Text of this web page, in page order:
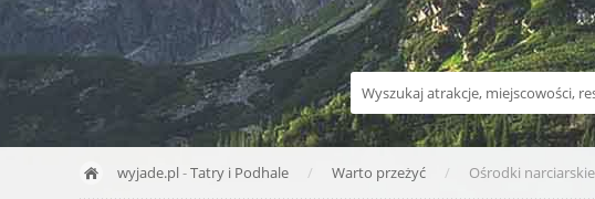
wyjade.pl-Tatry i Podhale Warto przeżyć Ośrodki narciarskie